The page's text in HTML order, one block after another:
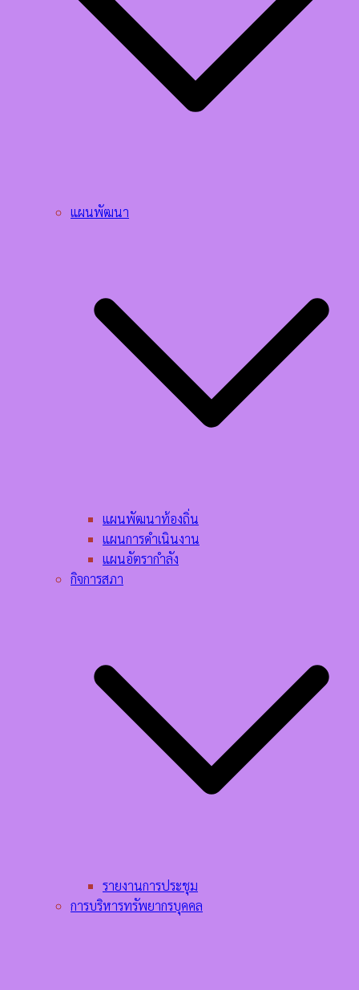
แผนพัฒนา
แผนพัฒนาท้องถิ่น
แผนการดำเนินงาน
แผนอัตรากำลัง
กิจการสภา
รายงานการประชุม
การบริหารทรัพยากรบุคคล